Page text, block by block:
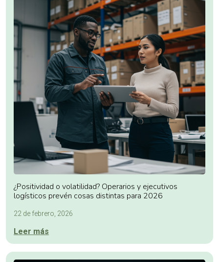
¿Positividad o volatilidad? Operarios y ejecutivos
logísticos prevén cosas distintas para 2026
22 de febrero, 2026
Leer más